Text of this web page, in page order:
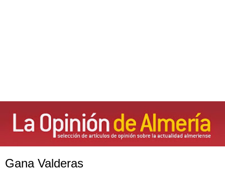
Gana Valderas